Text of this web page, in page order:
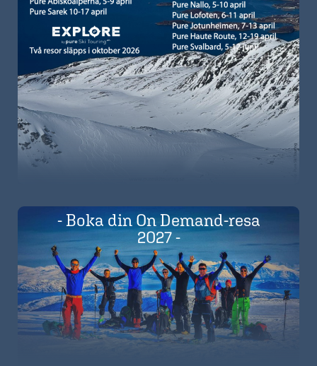
- Boka din On Demand-resa
2027 -